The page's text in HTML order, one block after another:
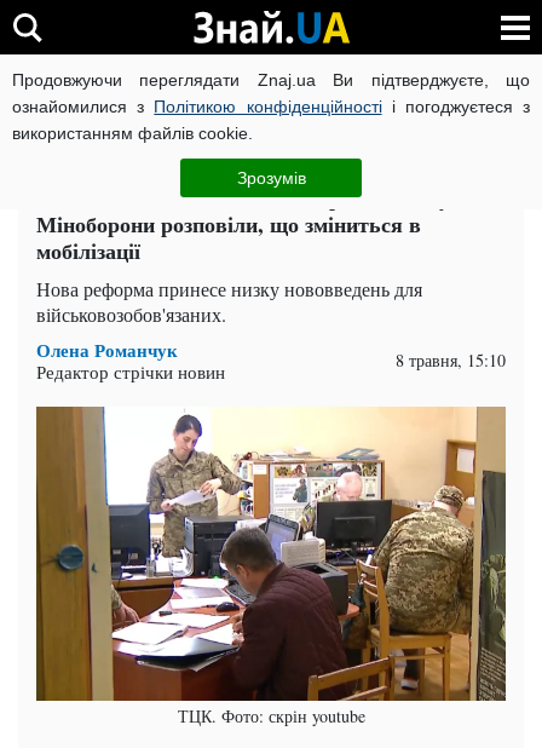
Продовжуючи переглядати Znaj.ua Ви підтверджуєте, що
ознайомилися з Політикою конфіденційностіі погоджуєтеся з
використанням файлів cookie.
Зрозумів
ВІЙНА РОСІЇ ПРОТИ УКРАЇНИ КОРОНАВІРУС В УКРАЇНІ
ЧИТАТЬ НА РУССКОМ
Повістки та ВЛК за новими правилами: у
Міноборони розповіли, що зміниться в
мобілізації
Нова реформа принесе низку нововведень для
військовозобов'язаних.
Олена Романчук
Редактор стрічки новин 8 травня, 15:10
ТЦК. Фото: скрін youtube